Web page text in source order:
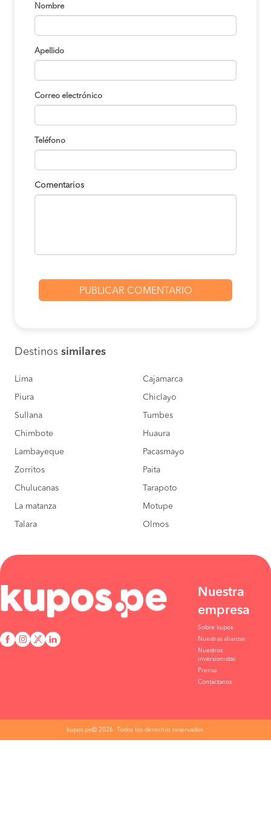
Chimbote a Trujillo S/60
COMPRAR
Chimbote a Trujillo S/60
COMPRAR
Viru a Trujillo S/100
Chimbote a Trujillo
COMPRAR
Lima a Trujillo
COMPRAR
Chao a Trujillo S/100
COMPRAR
Lima a Trujillo
COMPRAR
COMPRAR
Piura a Trujillo S/57
Nombre
Apellido
Correo electrónico
Teléfono
Comentarios
Destinos similares
Lima Cajamarca
Piura Chiclayo
Sullana Tumbes
Chimbote Huaura
Lambayeque Pacasmayo
Zorritos Paita
Chulucanas Tarapoto
La matanza Motupe
Talara Olmos
Nuestra
empresa
Sobre kupos
Nuestras alianzas
Nuestros
inversionistas
Prensa
Contáctanos
kupos.pe© 2026. Todos los derechos reservados.